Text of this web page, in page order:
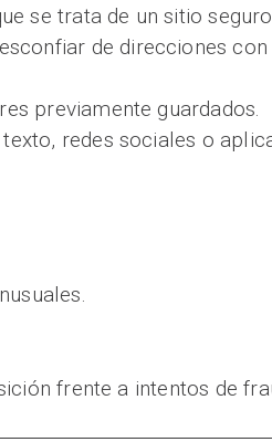
se trata de un sitio
de direcciones
previamente guardados.
redes sociales o
frente a intentos de